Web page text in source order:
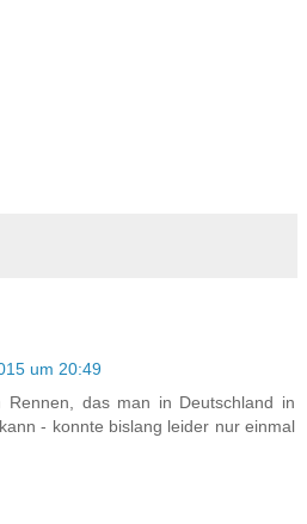
um 20:49
Rennen, das man in Deutschland in
- konnte bislang leider nur einmal